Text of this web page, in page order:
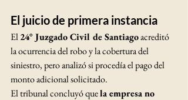
El juicio de primera instancia
El 24° Juzgado Civil de Santiago acreditó
la ocurrencia del robo y la cobertura del
siniestro, pero analizó si procedía el pago del
monto adicional solicitado.
El tribunal concluyó que la empresa no